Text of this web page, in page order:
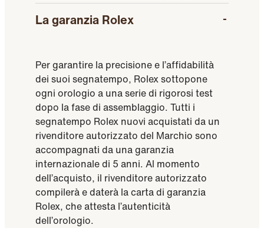
La garanzia Rolex
Per garantire la precisione e l’affidabilità
dei suoi segnatempo, Rolex sottopone
ogni orologio a una serie di rigorosi test
dopo la fase di assemblaggio. Tutti i
segnatempo Rolex nuovi acquistati da un
rivenditore autorizzato del Marchio sono
accompagnati da una garanzia
internazionale di 5 anni. Al momento
dell’acquisto, il rivenditore autorizzato
compilerà e daterà la carta di garanzia
Rolex, che attesta l’autenticità
dell’orologio.